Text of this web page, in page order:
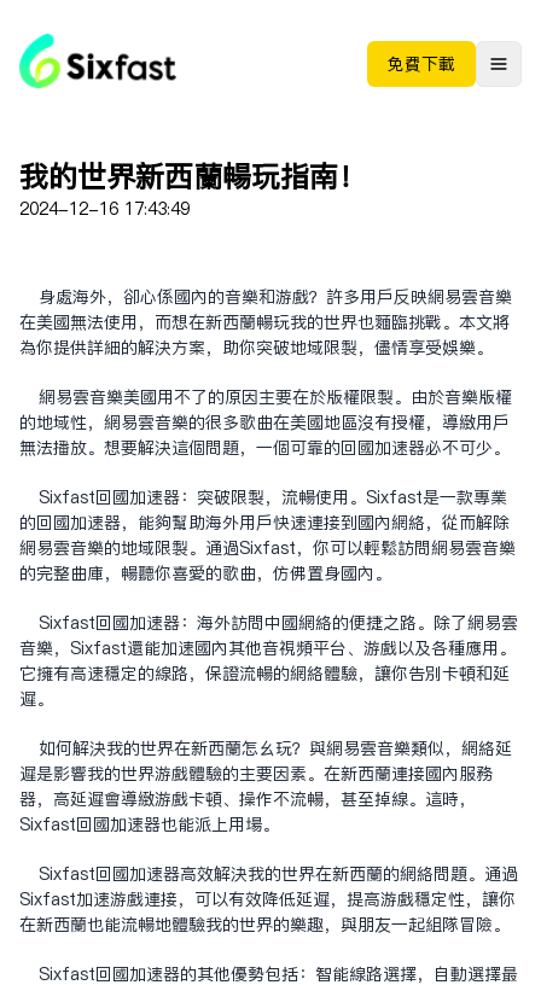
免费下载
我的世界新西兰畅玩指南！
2024-12-16 17:43:49
身处海外，却心系国内的音乐和游戏？许多用户反映网易云音乐
在美国无法使用，而想在新西兰畅玩我的世界也面临挑战。本文将
为你提供详细的解决方案，助你突破地域限制，尽情享受娱乐。
网易云音乐美国用不了的原因主要在于版权限制。由于音乐版权
的地域性，网易云音乐的很多歌曲在美国地区没有授权，导致用户
无法播放。想要解决这个问题，一个可靠的回国加速器必不可少。
Sixfast回国加速器：突破限制，流畅使用。Sixfast是一款专业
的回国加速器，能够帮助海外用户快速连接到国内网络，从而解除
网易云音乐的地域限制。通过Sixfast，你可以轻松访问网易云音乐
的完整曲库，畅听你喜爱的歌曲，仿佛置身国内。
Sixfast回国加速器：海外访问中国网络的便捷之路。除了网易云
音乐，Sixfast还能加速国内其他音视频平台、游戏以及各种应用。
它拥有高速稳定的线路，保证流畅的网络体验，让你告别卡顿和延
迟。
如何解决我的世界在新西兰怎么玩？与网易云音乐类似，网络延
迟是影响我的世界游戏体验的主要因素。在新西兰连接国内服务
器，高延迟会导致游戏卡顿、操作不流畅，甚至掉线。这时，
Sixfast回国加速器也能派上用场。
Sixfast回国加速器高效解决我的世界在新西兰的网络问题。通过
Sixfast加速游戏连接，可以有效降低延迟，提高游戏稳定性，让你
在新西兰也能流畅地体验我的世界的乐趣，与朋友一起组队冒险。
Sixfast回国加速器的其他优势包括：智能线路选择，自动选择最